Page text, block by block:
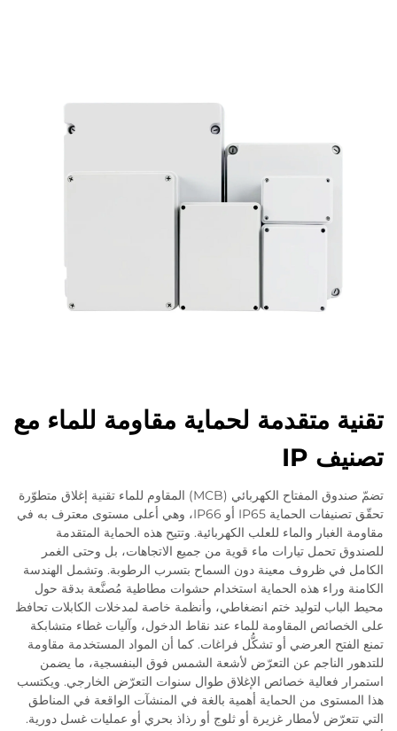
تقنية متقدمة لحماية مقاومة للماء مع
تصنيف IP
تضمّ صندوق المفتاح الكهربائي (MCB) المقاوم للماء تقنية إغلاق متطوّرة
تحقّق تصنيفات الحماية IP65 أو IP66، وهي أعلى مستوى معترف به في
مقاومة الغبار والماء للعلب الكهربائية. وتتيح هذه الحماية المتقدمة
للصندوق تحمل تيارات ماء قوية من جميع الاتجاهات، بل وحتى الغمر
الكامل في ظروف معينة دون السماح بتسرب الرطوبة. وتشمل الهندسة
الكامنة وراء هذه الحماية استخدام حشوات مطاطية مُصنَّعة بدقة حول
محيط الباب لتوليد ختم انضغاطي، وأنظمة خاصة لمدخلات الكابلات تحافظ
على الخصائص المقاومة للماء عند نقاط الدخول، وآليات غطاء متشابكة
تمنع الفتح العرضي أو تشكُّل فراغات. كما أن المواد المستخدمة مقاومة
للتدهور الناجم عن التعرّض لأشعة الشمس فوق البنفسجية، ما يضمن
استمرار فعالية خصائص الإغلاق طوال سنوات التعرّض الخارجي. ويكتسب
هذا المستوى من الحماية أهمية بالغة في المنشآت الواقعة في المناطق
التي تتعرّض لأمطار غزيرة أو ثلوج أو رذاذ بحري أو عمليات غسل دورية.